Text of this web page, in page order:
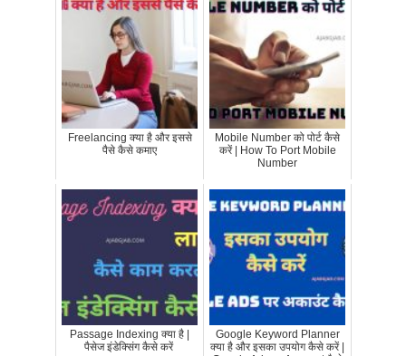
Freelancing क्या है और इससे
पैसे कैसे कमाए
Mobile Number को पोर्ट कैसे
करें | How To Port Mobile
Number
Passage Indexing क्या है |
पैसेज इंडेक्सिंग कैसे करें
Google Keyword Planner
क्या है और इसका उपयोग कैसे करें |